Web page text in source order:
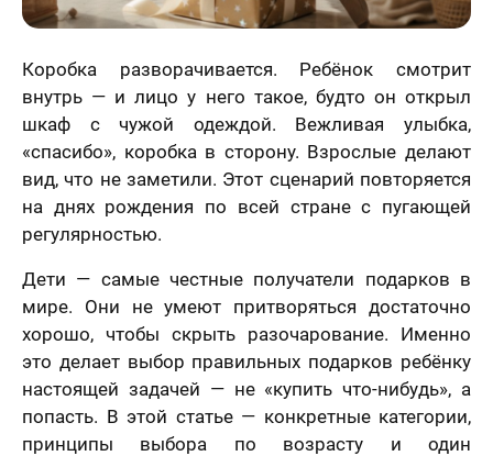
Коробка разворачивается. Ребёнок смотрит
внутрь — и лицо у него такое, будто он открыл
шкаф с чужой одеждой. Вежливая улыбка,
«спасибо», коробка в сторону. Взрослые делают
вид, что не заметили. Этот сценарий повторяется
на днях рождения по всей стране с пугающей
регулярностью.
Дети — самые честные получатели подарков в
мире. Они не умеют притворяться достаточно
хорошо, чтобы скрыть разочарование. Именно
это делает выбор правильных подарков ребёнку
настоящей задачей — не «купить что-нибудь», а
попасть. В этой статье — конкретные категории,
принципы выбора по возрасту и один